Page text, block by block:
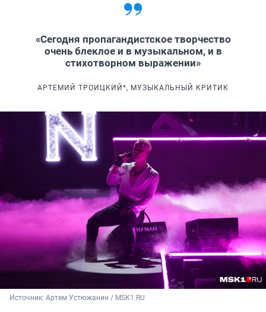
«Сегодня пропагандистское творчество
очень блеклое и в музыкальном, и в
стихотворном выражении»
АРТЕМИЙ ТРОИЦКИЙ*, МУЗЫКАЛЬНЫЙ КРИТИК
Источник: Артем Устюжанин / MSK1.RU